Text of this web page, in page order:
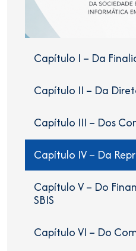
Capítulo I – Da
Capítulo II – Da
Capítulo III – Dos
Capítulo IV – Da
Capítulo V – Do
SBIS
Capítulo VI – Do